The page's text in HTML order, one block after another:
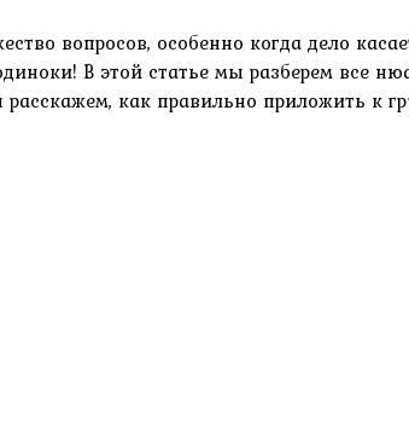
вопросов, особенно когда дело
В этой статье мы разберем все
как правильно приложить к